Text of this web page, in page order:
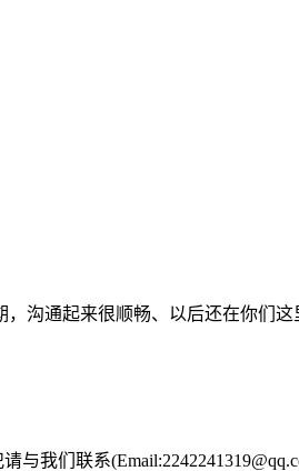
沟通起来很顺畅、以后还在你们
我们联系